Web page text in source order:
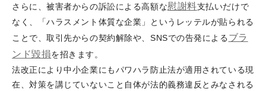
さらに、被害者からの訴訟による高額な慰謝料支払いだけで
なく、「ハラスメント体質な企業」というレッテルが貼られる
ことで、取引先からの契約解除や、SNSでの告発による ブラ
ンド毀損を招きます。
法改正により中小企業にもパワハラ防止法が適用されている現
在、対策を講じていないこと自体が法的義務違反とみなされる